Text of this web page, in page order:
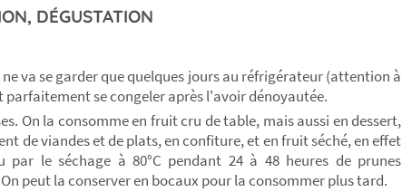
DÉGUSTATION
va se garder que quelques jours au réfrigérateur (attention à
parfaitement se congeler après l'avoir dénoyautée.
On la consomme en fruit cru de table, mais aussi en dessert,
de viandes et de plats, en confiture, et en fruit séché, en effet
par le séchage à 80°C pendant 24 à 48 heures de prunes
peut la conserver en bocaux pour la consommer plus tard.